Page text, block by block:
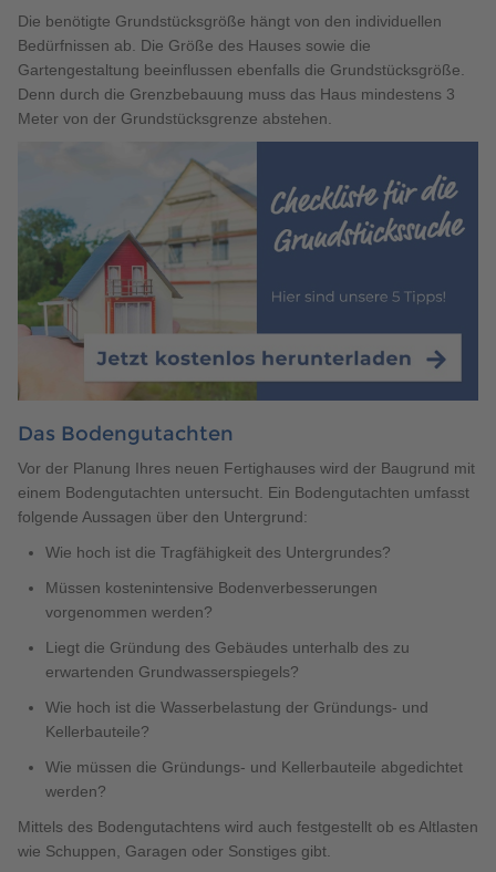
Die benötigte Grundstücksgröße hängt von den individuellen
Bedürfnissen ab. Die Größe des Hauses sowie die
Gartengestaltung beeinflussen ebenfalls die Grundstücksgröße.
Denn durch die Grenzbebauung muss das Haus mindestens 3
Meter von der Grundstücksgrenze abstehen.
Das Bodengutachten
Vor der Planung Ihres neuen Fertighauses wird der Baugrund mit
einem Bodengutachten untersucht. Ein Bodengutachten umfasst
folgende Aussagen über den Untergrund:
Wie hoch ist die Tragfähigkeit des Untergrundes?
Müssen kostenintensive Bodenverbesserungen
vorgenommen werden?
Liegt die Gründung des Gebäudes unterhalb des zu
erwartenden Grundwasserspiegels?
Wie hoch ist die Wasserbelastung der Gründungs- und
Kellerbauteile?
Wie müssen die Gründungs- und Kellerbauteile abgedichtet
werden?
Mittels des Bodengutachtens wird auch festgestellt ob es Altlasten
wie Schuppen, Garagen oder Sonstiges gibt.